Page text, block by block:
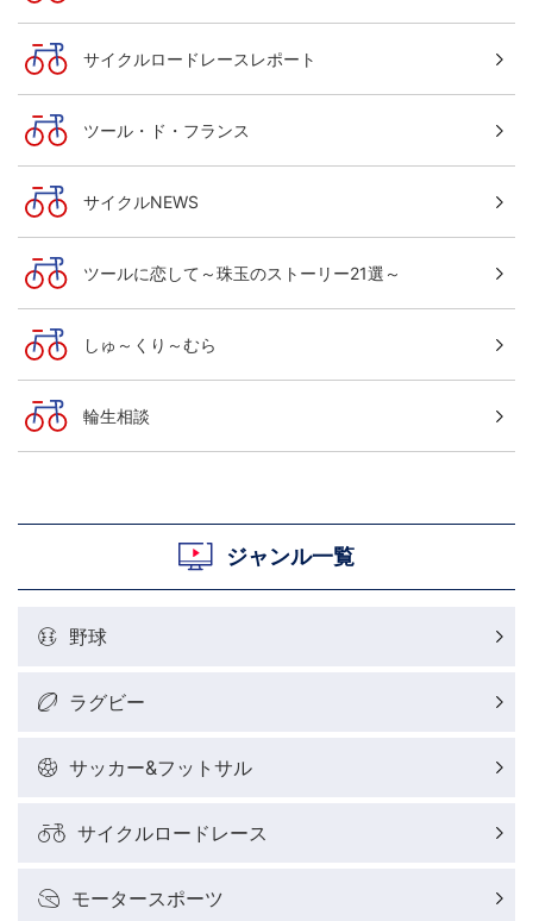
サイクルロードレースレポート
ツール・ド・フランス
サイクルNEWS
ツールに恋して～珠玉のストーリー21選～
しゅ～くり～むら
輪生相談
ジャンル一覧
野球
ラグビー
サッカー&フットサル
サイクルロードレース
モータースポーツ